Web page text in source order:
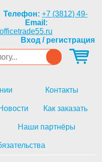
Телефон: +7 (3812) 49-
Email:
Вход / регистрация
Контакты
Как заказать
Наши партнёры